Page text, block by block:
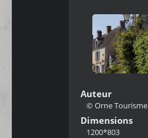
Auteur
© Orne Tourisme
Dimensions
1200*803